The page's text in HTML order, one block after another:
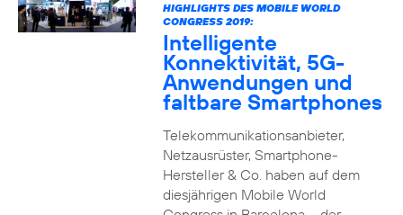
HIGHLIGHTS DES MOBILE WORLD
CONGRESS 2019:
Intelligente
Konnektivität, 5G-
Anwendungen und
faltbare Smartphones
Telekommunikationsanbieter,
Netzausrüster, Smartphone-
Hersteller & Co. haben auf dem
diesjährigen Mobile World